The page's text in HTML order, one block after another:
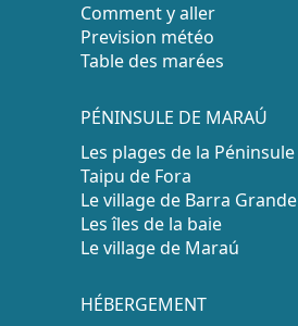
Comment y aller
Prevision météo
Table des marées
PÉNINSULE DE MARAÚ
Les plages de la Péninsule
Taipu de Fora
Le village de Barra Grande
Les îles de la baie
Le village de Maraú
HÉBERGEMENT